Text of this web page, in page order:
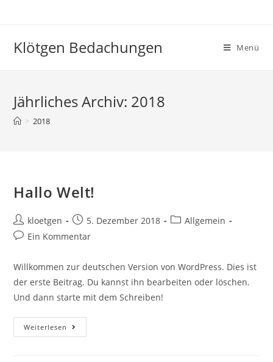
Klötgen Bedachungen Menü
Jährliches Archiv: 2018
> 2018
Hallo Welt!
Beitrags-
Autor:
kloetgen
Beitrag
veröffentlicht:
5. Dezember 2018
Beitrags-
Allgemein
Beitrags-
Ein Kommentar
Willkommen zur deutschen Version von WordPress. Dies ist
der erste Beitrag. Du kannst ihn bearbeiten oder löschen.
Und dann starte mit dem Schreiben!
Weiterlesen Hallo
Welt!